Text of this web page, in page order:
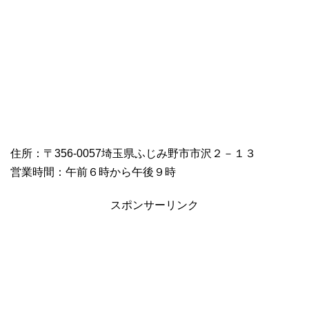
住所：〒356-0057埼玉県ふじみ野市市沢２－１３
営業時間：午前６時から午後９時
スポンサーリンク